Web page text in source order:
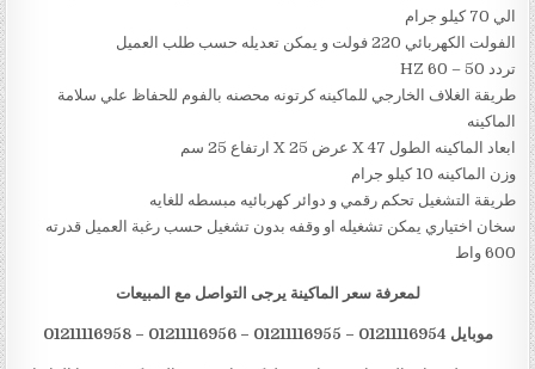
الي 70 كيلو جرام
الفولت الكهربائي 220 فولت و يمكن تعديله حسب طلب العميل
تردد 50 – 60 HZ
طريقة الغلاف الخارجي للماكينه كرتونه محصنه بالفوم للحفاظ علي سلامة
الماكينه
ابعاد الماكينه الطول 47 X عرض 25 X ارتفاع 25 سم
وزن الماكينه 10 كيلو جرام
طريقة التشغيل تحكم رقمي و دوائر كهربائيه مبسطه للغايه
سخان اختياري يمكن تشغيله او وقفه بدون تشغيل حسب رغبة العميل قدرته
600 واط
لمعرفة سعر الماكينة يرجى التواصل مع المبيعات
موبايل 01211116954 – 01211116955 – 01211116956 – 01211116958